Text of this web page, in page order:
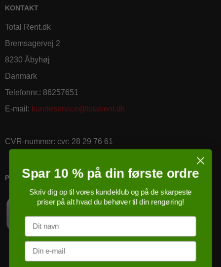
KONTAKT
Total Rent.dk
Bremsagervej 2
8230 Åbyhøj
Danmark
Telefonnr.: 86257651
E-mail : kundeservice@totalrent.dk
CVR-nummer: cvr: 28 29 76 61
PRICERUNNER KØBSGARANTI
Spar 10 % på din første ordre
Skriv dig op til vores kundeklub og på de skarpeste
priser på alt hvad du behøver til din rengøring!
Navn
Email